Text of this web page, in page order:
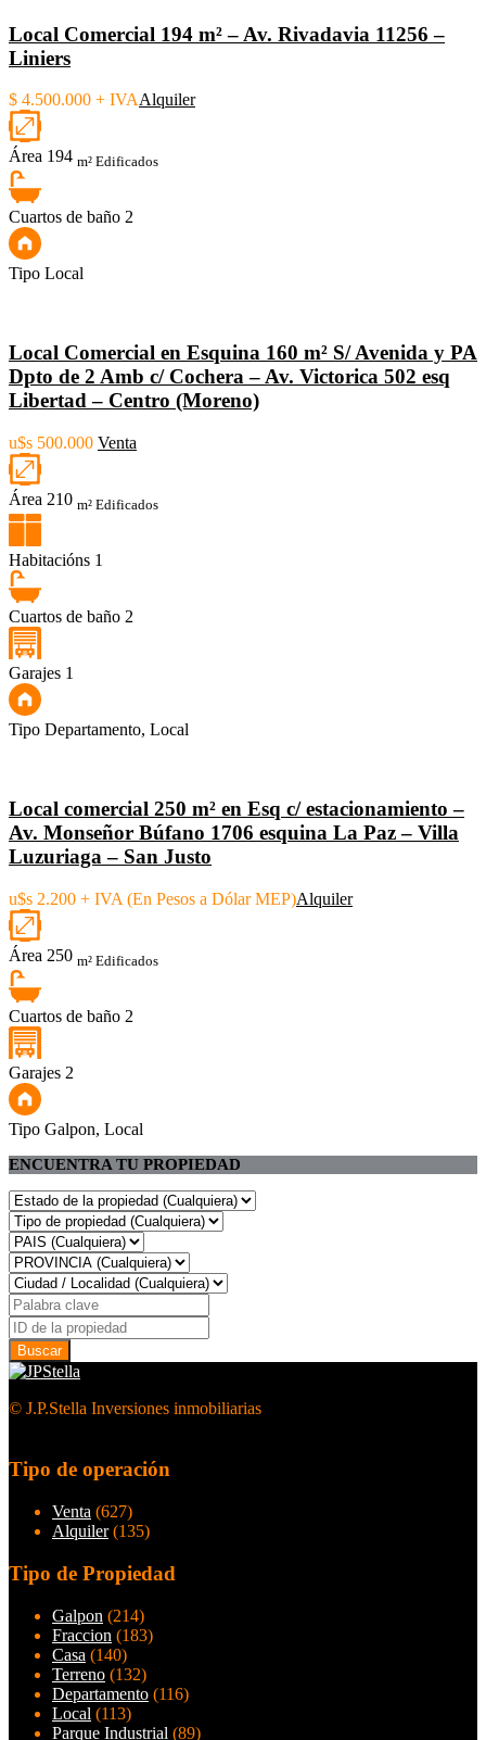
Local Comercial 194 m² – Av. Rivadavia 11256 –
Liniers
$ 4.500.000 + IVAAlquiler
Área 194 m² Edificados
Cuartos de baño 2
Tipo Local
Local Comercial en Esquina 160 m² S/ Avenida y PA
Dpto de 2 Amb c/ Cochera – Av. Victorica 502 esq
Libertad – Centro (Moreno)
u$s 500.000 Venta
Área 210 m² Edificados
Habitacións 1
Cuartos de baño 2
Garajes 1
Tipo Departamento, Local
Local comercial 250 m² en Esq c/ estacionamiento –
Av. Monseñor Búfano 1706 esquina La Paz – Villa
Luzuriaga – San Justo
u$s 2.200 + IVA (En Pesos a Dólar MEP)Alquiler
Área 250 m² Edificados
Cuartos de baño 2
Garajes 2
Tipo Galpon, Local
ENCUENTRA TU PROPIEDAD
© J.P.Stella Inversiones inmobiliarias
Tipo de operación
Venta (627)
Alquiler(135)
Tipo de Propiedad
Galpon (214)
Fraccion (183)
Casa (140)
Terreno (132)
Departamento (116)
Local (113)
Parque Industrial (89)